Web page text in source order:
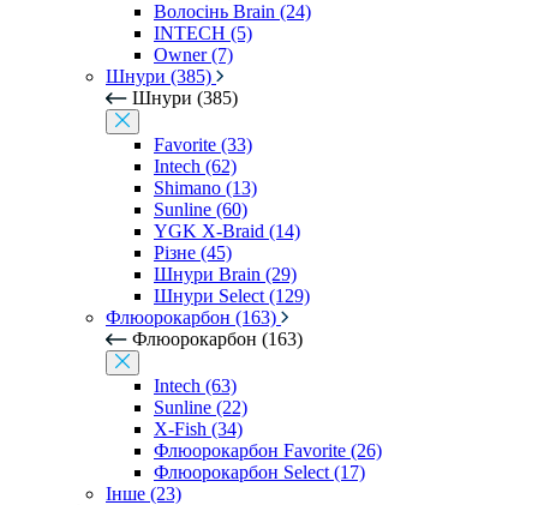
Волосінь Brain (24)
INTECH (5)
Owner (7)
Шнури (385)
Шнури (385)
Favorite (33)
Intech (62)
Shimano (13)
Sunline (60)
YGK X-Braid (14)
Різне (45)
Шнури Brain (29)
Шнури Select (129)
Флюорокарбон (163)
Флюорокарбон (163)
Intech (63)
Sunline (22)
X-Fish (34)
Флюорокарбон Favorite (26)
Флюорокарбон Select (17)
Інше (23)